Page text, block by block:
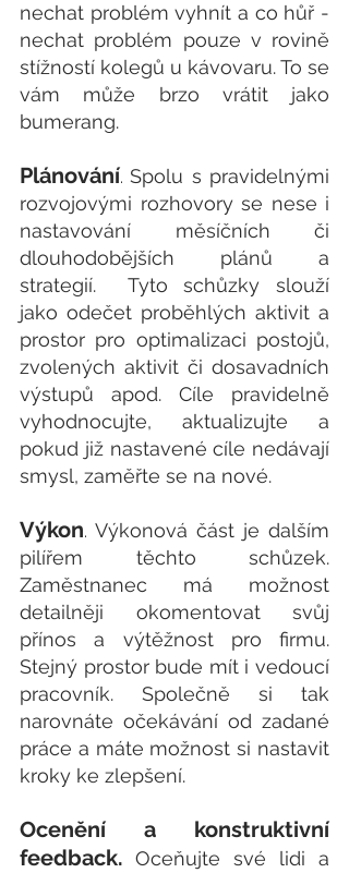
nechat problém vyhnít a co hůř -
nechat problém pouze v rovině
stížností kolegů u kávovaru. To se
vám může brzo vrátit jako
bumerang.
Plánování. Spolu s pravidelnými
rozvojovými rozhovory se nese i
nastavování měsíčních či
dlouhodobějších plánů a
strategií.  Tyto schůzky slouží
jako odečet proběhlých aktivit a
prostor pro optimalizaci postojů,
zvolených aktivit či dosavadních
výstupů apod. Cíle pravidelně
vyhodnocujte, aktualizujte a
pokud již nastavené cíle nedávají
smysl, zaměřte se na nové.
Výkon. Výkonová část je dalším
pilířem těchto schůzek.
Zaměstnanec má možnost
detailněji okomentovat svůj
přínos a výtěžnost pro firmu.
Stejný prostor bude mít i vedoucí
pracovník. Společně si tak
narovnáte očekávání od zadané
práce a máte možnost si nastavit
kroky ke zlepšení.
Ocenění a konstruktivní
feedback. Oceňujte své lidi a